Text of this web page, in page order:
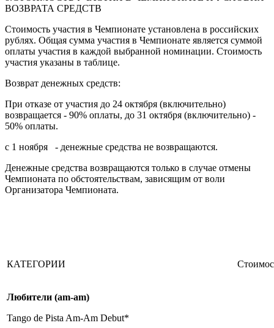
ВОЗВРАТА СРЕДСТВ
Стоимость участия в Чемпионате установлена в российских
рублях. Общая сумма участия в Чемпионате является суммой
оплаты участия в каждой выбранной номинации. Стоимость
участия указаны в таблице.
Возврат денежных средств:
При отказе от участия до 24 октября (включительно)
возвращается - 90% оплаты, до 31 октября (включительно) -
50% оплаты.
с 1 ноября - денежные средства не возвращаются.
Денежные средства возвращаются только в случае отмены
Чемпионата по обстоятельствам, зависящим от воли
Организатора Чемпионата.
КАТЕГОРИИ
Любители (am-am)
Tango de Pista Am-Am Debut*